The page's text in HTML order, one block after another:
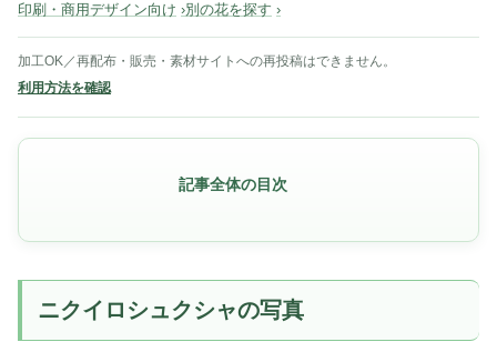
印刷・商用デザイン向け
別の花を探す
加工OK／再配布・販売・素材サイトへの再投稿はできません。
利用方法を確認
記事全体の目次
ニクイロシュクシャの写真